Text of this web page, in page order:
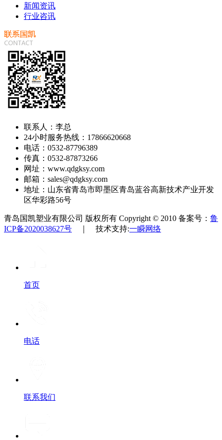
新闻资讯
行业咨讯
联系人：李总
24小时服务热线：17866620668
电话：0532-87796389
传真：0532-87873266
网址：www.qdgksy.com
邮箱：sales@qdgksy.com
地址：山东省青岛市即墨区青岛蓝谷高新技术产业开发
区华彩路56号
青岛国凯塑业有限公司 版权所有 Copyright © 2010 备案号： 鲁
ICP备2020038627号 ｜ 技术支持:一瞬网络
首页
电话
联系我们